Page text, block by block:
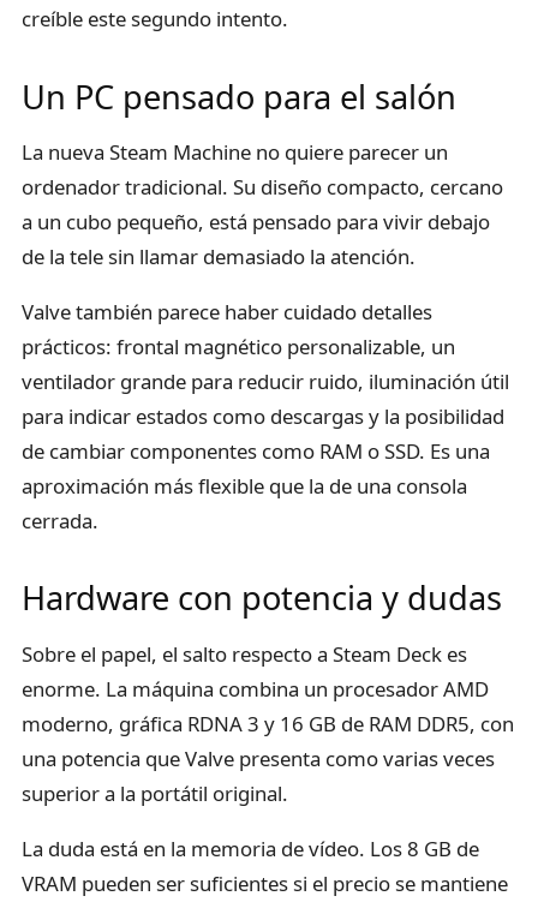
creíble este segundo intento.
Un PC pensado para el salón
La nueva Steam Machine no quiere parecer un
ordenador tradicional. Su diseño compacto, cercano
a un cubo pequeño, está pensado para vivir debajo
de la tele sin llamar demasiado la atención.
Valve también parece haber cuidado detalles
prácticos: frontal magnético personalizable, un
ventilador grande para reducir ruido, iluminación útil
para indicar estados como descargas y la posibilidad
de cambiar componentes como RAM o SSD. Es una
aproximación más flexible que la de una consola
cerrada.
Hardware con potencia y dudas
Sobre el papel, el salto respecto a Steam Deck es
enorme. La máquina combina un procesador AMD
moderno, gráfica RDNA 3 y 16 GB de RAM DDR5, con
una potencia que Valve presenta como varias veces
superior a la portátil original.
La duda está en la memoria de vídeo. Los 8 GB de
VRAM pueden ser suficientes si el precio se mantiene